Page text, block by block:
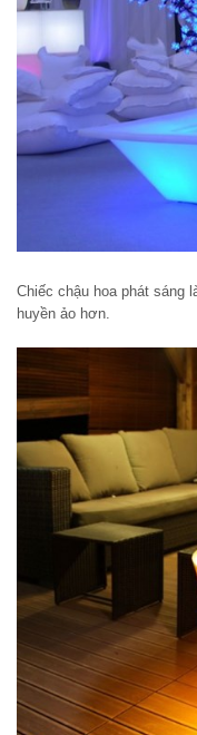
Chiếc chậu hoa phát sáng
huyền ảo hơn.